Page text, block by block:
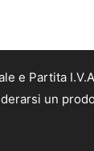
e Partita
un